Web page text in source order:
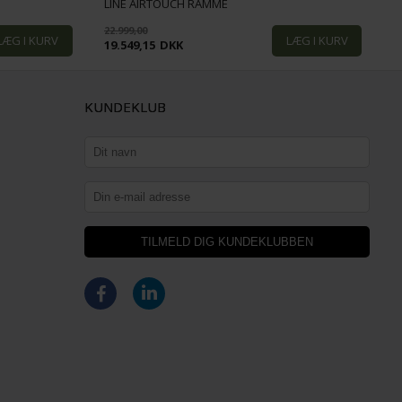
LINE AIRTOUCH RAMME
22.999,00
19.549,15 DKK
KUNDEKLUB